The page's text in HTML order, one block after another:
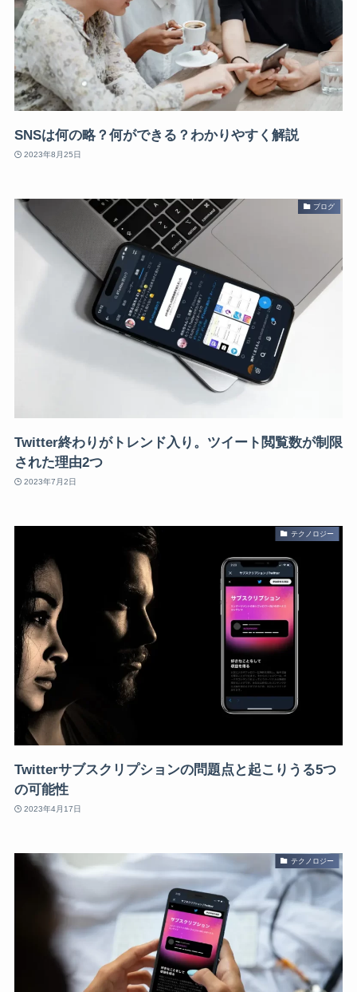
SNSは何の略？何ができる？わかりやすく解説
2023年8月25日
ブログ
Twitter終わりがトレンド入り。ツイート閲覧数が制限
された理由2つ
2023年7月2日
テクノロジー
Twitterサブスクリプションの問題点と起こりうる5つ
の可能性
2023年4月17日
テクノロジー